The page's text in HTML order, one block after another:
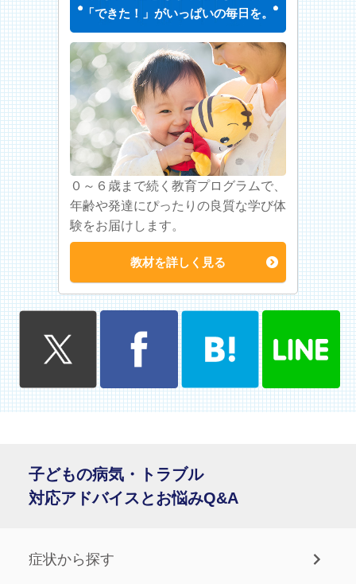
「できた！」がいっぱいの毎日を。
０～６歳まで続く教育プログラムで、
年齢や発達にぴったりの良質な学び体
験をお届けします。
教材を詳しく見る
子どもの病気・トラブル
対応アドバイスとお悩みQ&A
症状から探す